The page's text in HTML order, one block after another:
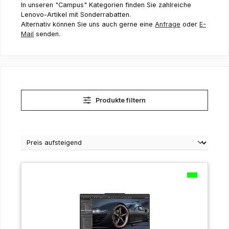
In unseren "Campus" Kategorien finden Sie zahlreiche
Lenovo-Artikel mit Sonderrabatten.
Alternativ können Sie uns auch gerne eine Anfrage oder E-
Mail senden.
Produkte filtern